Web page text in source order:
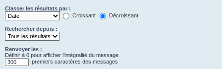
Classer les résultats par :
Croissant
Décroissant
Rechercher depuis :
Renvoyer les :
Définir à 0 pour afficher l’intégralité du message.
premiers caractères des messages